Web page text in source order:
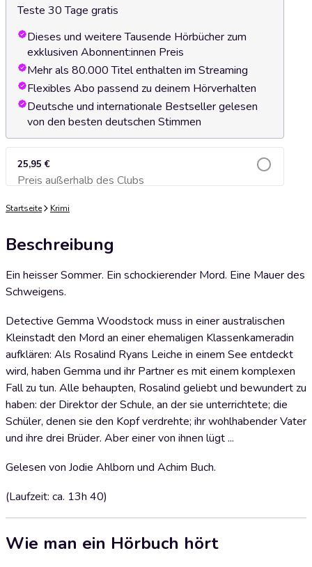
Teste 30 Tage gratis
Dieses und weitere Tausende Hörbücher zum
exklusiven Abonnent:innen Preis
Mehr als 80.000 Titel enthalten im Streaming
Flexibles Abo passend zu deinem Hörverhalten
Deutsche und internationale Bestseller gelesen
von den besten deutschen Stimmen
25,95 €
Preis außerhalb des ClubsZum Warenkorb hinzufügen
Startseite Krimi
Beschreibung
Ein heisser Sommer. Ein schockierender Mord. Eine Mauer des
Schweigens.
Detective Gemma Woodstock muss in einer australischen
Kleinstadt den Mord an einer ehemaligen Klassenkameradin
aufklären: Als Rosalind Ryans Leiche in einem See entdeckt
wird, haben Gemma und ihr Partner es mit einem komplexen
Fall zu tun. Alle behaupten, Rosalind geliebt und bewundert zu
haben: der Direktor der Schule, an der sie unterrichtete; die
Schüler, denen sie den Kopf verdrehte; ihr wohlhabender Vater
und ihre drei Brüder. Aber einer von ihnen lügt ...
Gelesen von Jodie Ahlborn und Achim Buch.
(Laufzeit: ca. 13h 40)
Wie man ein Hörbuch hört